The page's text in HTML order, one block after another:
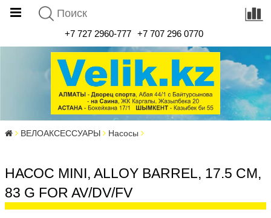
+7 727 2960-777 +7 707 296 0770
ВЕЛОАКСЕССУАРЫ Насосы
НАСОС MINI, ALLOY BARREL, 17.5 CM,
83 G FOR AV/DV/FV